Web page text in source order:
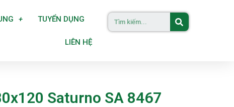
TUYỂN DỤNG
LIÊN HỆ
Saturno SA 8467